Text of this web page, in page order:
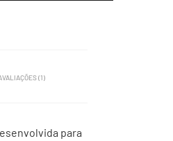
(1)
para